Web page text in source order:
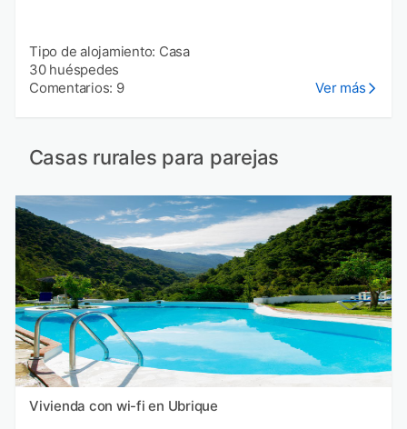
Tipo de alojamiento: Casa
30 huéspedes
Comentarios: 9
Ver más
Casas rurales para parejas
Vivienda con wi-fi en Ubrique